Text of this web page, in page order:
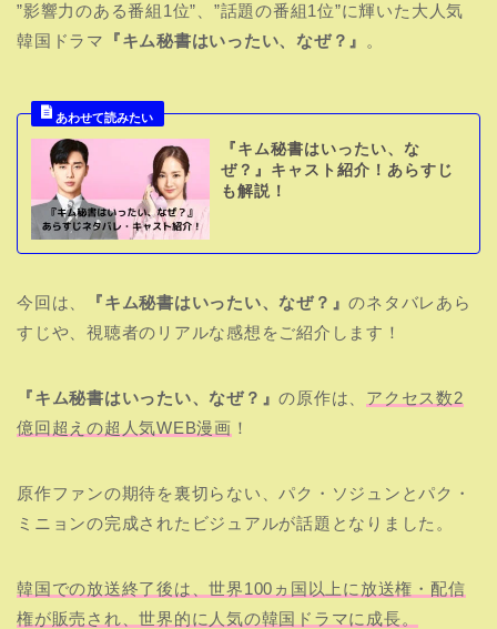
”影響力のある番組1位”、”話題の番組1位”に輝いた大人気
韓国ドラマ
『キム秘書はいったい、なぜ？』 。
『キム秘書はいったい、な
ぜ？』キャスト紹介！あらすじ
も解説！
今回は、 『キム秘書はいったい、なぜ？』のネタバレあら
すじや、視聴者のリアルな感想をご紹介します！
『キム秘書はいったい、なぜ？』の原作は、 アクセス数2
億回超えの超人気WEB漫画 ！
原作ファンの期待を裏切らない、パク・ソジュンとパク・
ミニョンの完成されたビジュアルが話題となりました。
韓国での放送終了後は、世界100ヵ国以上に放送権・配信
権が販売され、世界的に人気の韓国ドラマに成長。